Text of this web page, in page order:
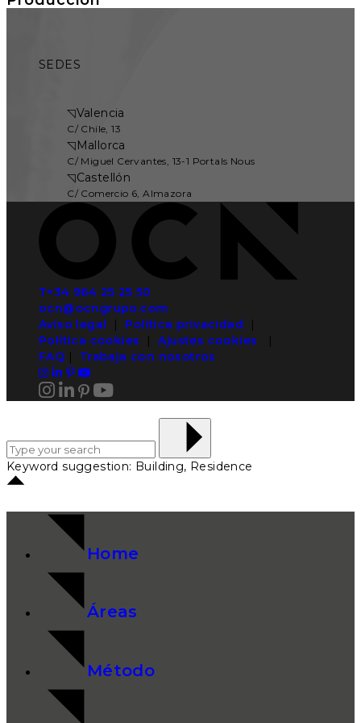
SEDES
◹Valencia
C/ Chile, 13
◹Mallorca
C/ Miguel Cervantes, 13-1 Portals Nous
◹Castellón
C/ Comercio 6, Almazora
T+34 964 25 25 50
ocn@ocngrupo.com
Aviso legal
Política privacidad
Política cookies |Ajustes cookies
FAQ
Trabaja con nosotros
Keyword suggestion: Building, Residence
Home
Áreas
Método